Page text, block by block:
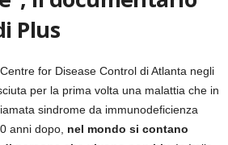
Plus
for Disease Control di Atlanta negli
per la prima volta una malattia che in
sindrome da immunodeficienza
anni dopo, nel mondo si contano